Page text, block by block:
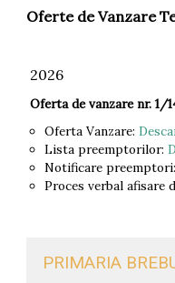
Oferte de Vanzare
2026
Oferta de vanzare nr. 1/
Oferta Vanzare:
Lista preemptorilor:
Notificare preemptori:
Proces verbal afisare
PRIMARIA